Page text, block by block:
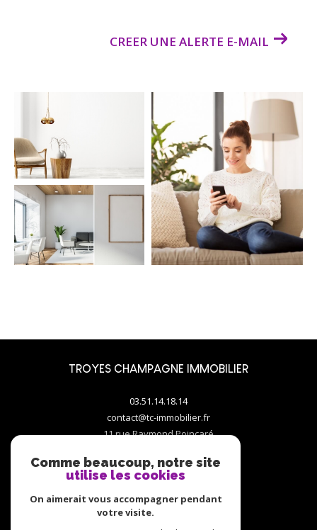
CREER UNE ALERTE E-MAIL
TROYES CHAMPAGNE IMMOBILIER
03.51.14.18.14
contact@tc-immobilier.fr
11 rue Raymond Poincaré
Comme beaucoup, notre site
utilise les cookies
On aimerait vous accompagner pendant
votre visite.